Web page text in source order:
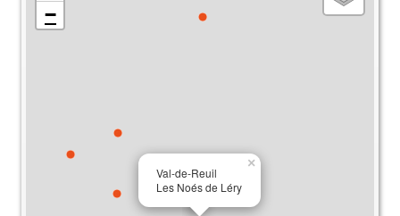
Val-de-Reuil
Les Noés de Léry
×
−